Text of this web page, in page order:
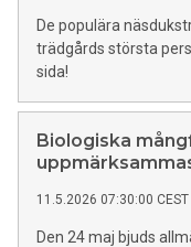
De populära
trädgårds största
sida!
Biologiska
11.5.2026 07:30:00 CEST
Den 24 maj bjuds